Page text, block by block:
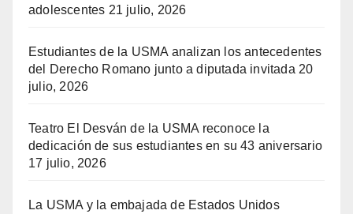
adolescentes 21 julio, 2026
Estudiantes de la USMA analizan los antecedentes
del Derecho Romano junto a diputada invitada 20
julio, 2026
Teatro El Desván de la USMA reconoce la
dedicación de sus estudiantes en su 43 aniversario
17 julio, 2026
La USMA y la embajada de Estados Unidos